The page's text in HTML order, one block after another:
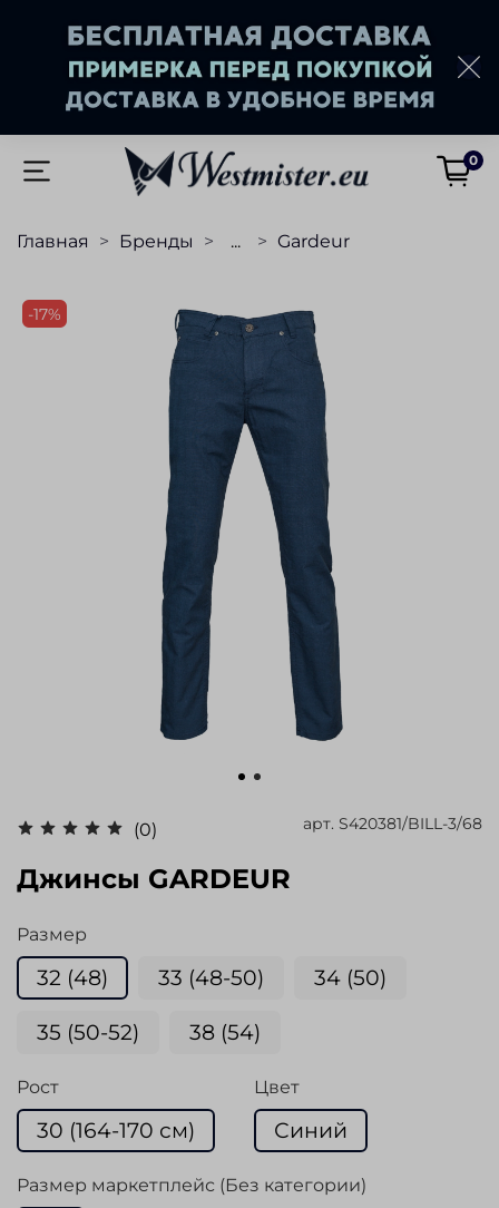
0
Главная Бренды ... Gardeur
-17%
(0) арт. S420381/BILL-3/68
Джинсы GARDEUR
Размер
32 (48) 33 (48-50) 34 (50)
35 (50-52) 38 (54)
Рост
30 (164-170 см)
Цвет
Синий
Размер маркетплейс (Без категории)